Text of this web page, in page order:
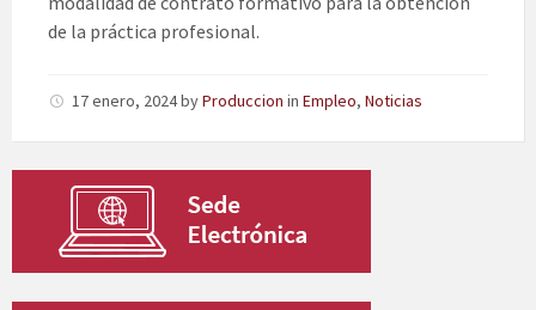
de la práctica profesional.
17 enero, 2024byProduccion in Empleo, Noticias